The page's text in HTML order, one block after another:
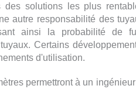
solutions les plus
autre responsabilité des
ainsi la probabilité de
Certains
d'utilisation.
permettront à un